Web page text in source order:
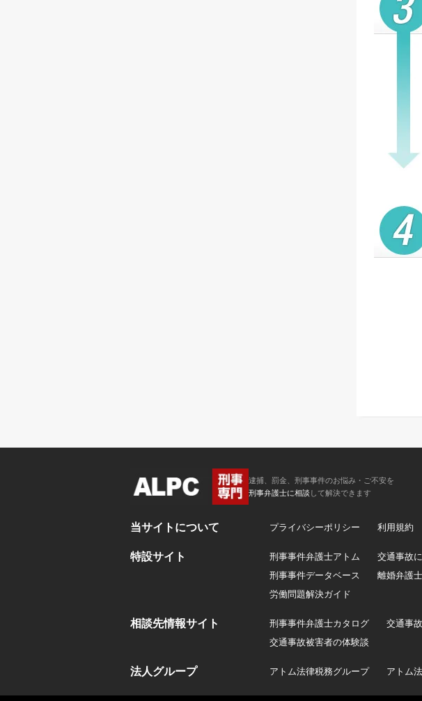
逮捕、罰金、刑事事件のお悩み・ご不安を
刑事弁護士に相談して解決できます
当サイトについて プライバシーポリシー 利用規約
特設サイト 刑事事件弁護士アトム 交通事故
刑事事件データベース
離婚弁護
労働問題解決ガイド
相談先情報サイト 刑事事件弁護士カタログ 交通事
交通事故被害者の体験談
法人グループ アトム法律税務グループ アトム